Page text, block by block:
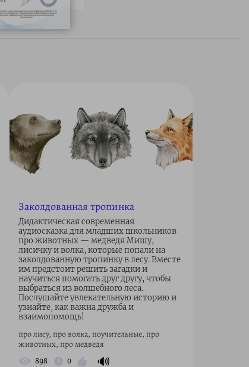
Заколдованная тропинка
Дидактическая современная
аудиосказка для младших школьников
про животных — медведя Мишу,
лисичку и волка, которые попали на
заколдованную тропинку в лесу. Вместе
им предстоит решить загадки и
научиться помогать друг другу, чтобы
выбраться из волшебного леса.
Послушайте увлекательную историю и
узнайте, как важна дружба и
взаимопомощь!
про лису, про волка, поучительные, про
животных, про медведя
898 0 🔊